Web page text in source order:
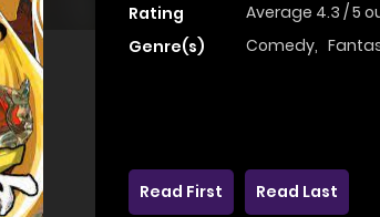
Rating Average 4.3 /5
Genre(s)
Comedy,
Read First
Read Last